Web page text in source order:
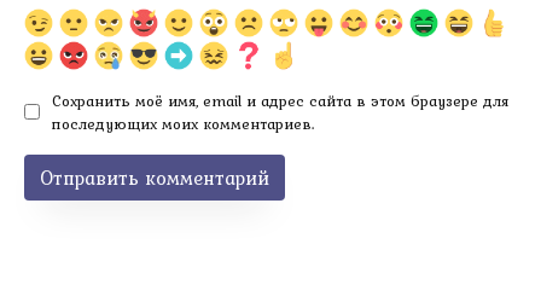
Сохранить моё имя, email и адрес сайта в этом браузере для
последующих моих комментариев.